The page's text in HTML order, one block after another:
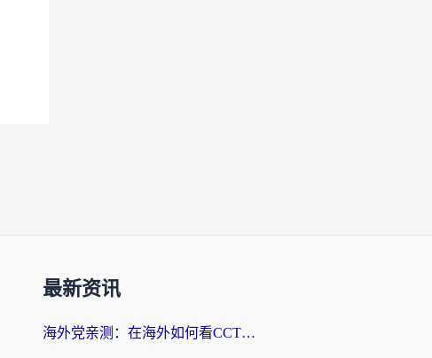
最新资讯
海外党亲测：在海外如何看CCTV？告别“仅限大陆播放”的实用指南